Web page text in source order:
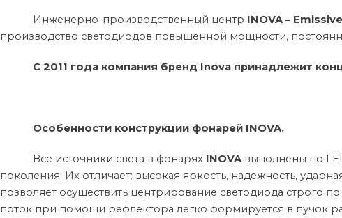
Инженерно-производственный центр INOVA –
производство светодиодов повышенной мощности,
С 2011 года компания бренд Inova принадлежит
Особенности конструкции фонарей INOVA.
Все источники света в фонарях INOVA выполнены по
поколения. Их отличает: высокая яркость, надежность,
позволяет осуществить центрирование светодиода строго
поток при помощи рефлектора легко формируется в пучок